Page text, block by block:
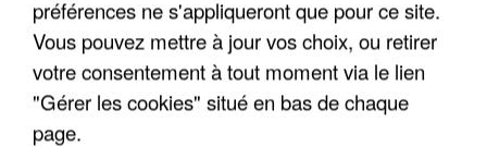
préférences ne s'appliqueront que pour ce site.
Vous pouvez mettre à jour vos choix, ou retirer
votre consentement à tout moment via le lien
"Gérer les cookies" situé en bas de chaque
page.